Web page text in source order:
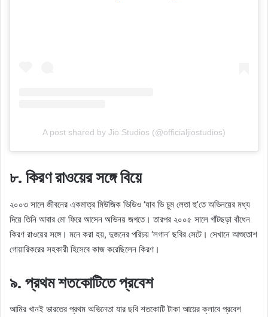
A post shared by Jio Studios (@officialjiostudios)
৮. কিরণ রাওয়ের সঙ্গে বিয়ে
২০০৩ সালে জীবনের একমাত্র মিউজিক ভিডিও ‘যাব ভি চুম লেতা হু’তে অভিনয়ের মধ্য
দিয়ে তিনি আবার মো ফিরে আসেন অভিনয় জগতে। তারপর ২০০৫ সালে গাঁটছড়া বাঁধেন
কিরণ রাওয়ের সঙ্গে। মনে করা হয়, দুজনের পরিচয় ‘লগান’ ছবির সেটে। সেখানে আশুতোশ
গোয়ারিকরের সহকারী হিসেবে কাজ করেছিলেন কিরণ।
৯. প্রথম শতকোটিতে প্রবেশ
আমির খানই ভারতের প্রথম অভিনেতা যার ছবি শতকোটি টাকা আয়ের ক্লাবে প্রবেশ